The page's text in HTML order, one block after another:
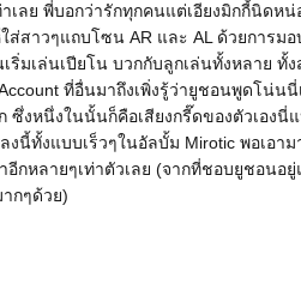
เลย พี่บอกว่ารักทุกคนแต่เอียงมิกกี้นิดหน่
ส่สาวๆแถบโซน AR และ AL ด้วยการม
มเล่นเปียโน บวกกับลูกเล่นทั้งหลาย ทั้
ที่อื่นมาถึงเพิ่งรู้ว่ายูชอนพูดโน่น
ซึ่งหนึ่งในนั้นก็คือเสียงกรี๊ดของตัวเอง
งนี้ทั้งแบบเร็วๆในอัลบั้ม Mirotic พอเอา
กหลายๆเท่าตัวเลย (จากที่ชอบยูชอนอ
กๆด้วย)